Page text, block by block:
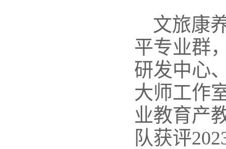
文旅康
平专业群
研发中心
大师工作
业教育产
队获评